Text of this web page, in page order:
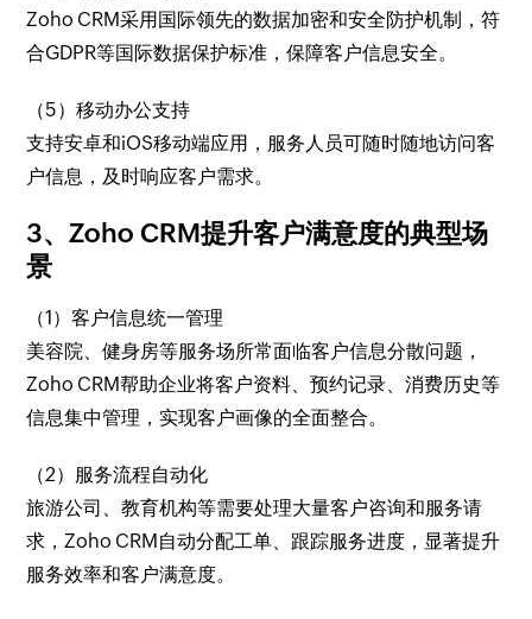
Zoho CRM采用国际领先的数据加密和安全防护机制，符
合GDPR等国际数据保护标准，保障客户信息安全。
（5）移动办公支持
支持安卓和iOS移动端应用，服务人员可随时随地访问客
户信息，及时响应客户需求。
3、Zoho CRM提升客户满意度的典型场
景
（1）客户信息统一管理
美容院、健身房等服务场所常面临客户信息分散问题，
Zoho CRM帮助企业将客户资料、预约记录、消费历史等
信息集中管理，实现客户画像的全面整合。
（2）服务流程自动化
旅游公司、教育机构等需要处理大量客户咨询和服务请
求，Zoho CRM自动分配工单、跟踪服务进度，显著提升
服务效率和客户满意度。